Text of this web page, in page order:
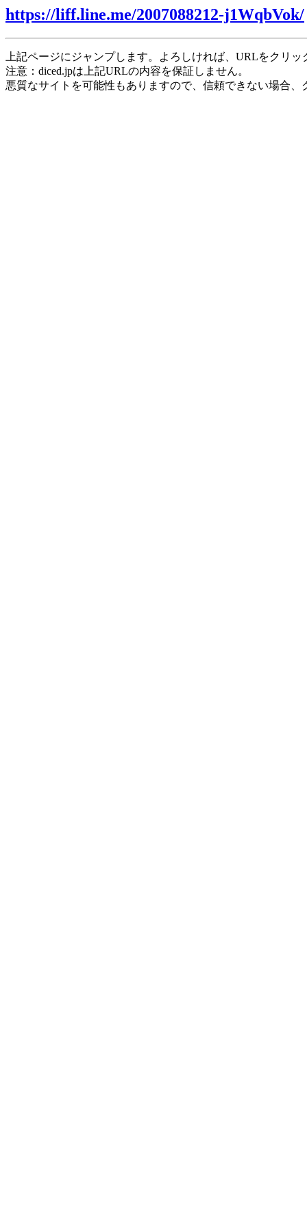
https://liff.line.me/2007088212-j1WqbVok/
上記ページにジャンプします。よろしければ、URLをクリ
注意：diced.jpは上記URLの内容を保証しません。
悪質なサイトを可能性もありますので、信頼できない場合、